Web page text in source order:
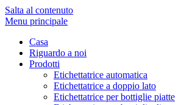
Salta al contenuto
Menu principale
Casa
Riguardo a noi
Prodotti
Etichettatrice automatica
Etichettatrice a doppio lato
Etichettatrice per bottiglie piatte